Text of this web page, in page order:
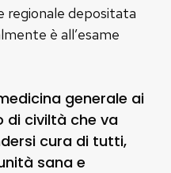
regionale depositata
è all’esame
generale ai
di civiltà che va
cura di tutti,
sana e